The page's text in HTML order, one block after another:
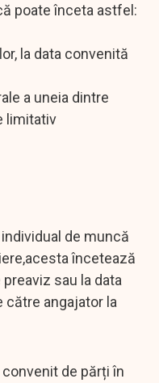
poate înceta astfel:
la data convenită
a uneia dintre
limitativ
de muncă
încetează
sau la data
către angajator la
de părți în